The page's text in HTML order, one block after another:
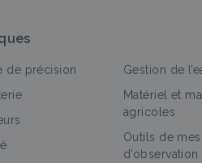
de précision
Gestion de
Matériel et
agricoles
Outils de
d’observation